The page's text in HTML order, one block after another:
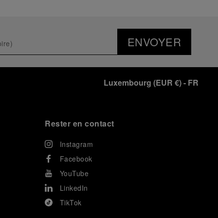
ENVOYER
Luxembourg (EUR €)- FR
Rester en contact
Instagram
Facebook
YouTube
LinkedIn
TikTok